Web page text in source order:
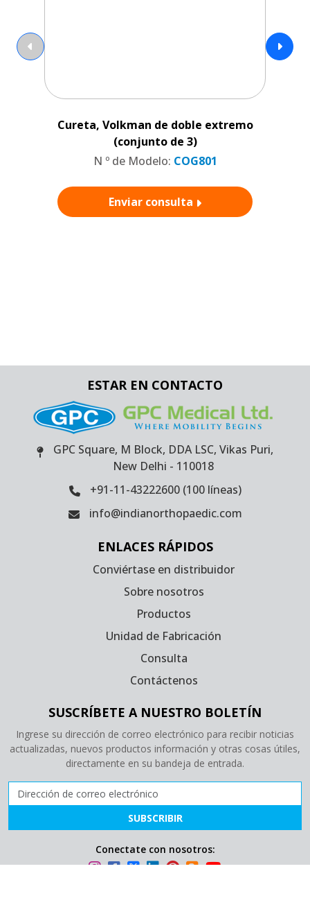
Cureta, Volkman de doble extremo
(conjunto de 3)
N º de Modelo: COG801
Enviar consulta
ESTAR EN CONTACTO
GPC Square, M Block, DDA LSC, Vikas Puri,
New Delhi - 110018
+91-11-43222600 (100 líneas)
info@indianorthopaedic.com
ENLACES RÁPIDOS
Conviértase en distribuidor
Sobre nosotros
Productos
Unidad de Fabricación
Consulta
Contáctenos
SUSCRÍBETE A NUESTRO BOLETÍN
Ingrese su dirección de correo electrónico para recibir noticias
actualizadas, nuevos productos información y otras cosas útiles,
directamente en su bandeja de entrada.
Dirección de correo electrónico
SUBSCRIBIR
Conectate con nosotros: